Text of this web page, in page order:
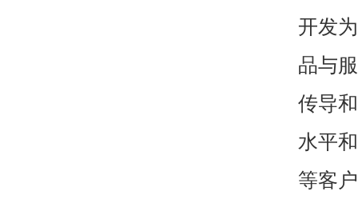
开发
品与
传导
水平
等客